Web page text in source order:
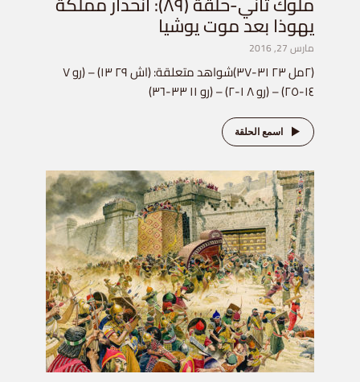
يهوذا بعد موت يوشيا
مارس 27, 2016
(٢مل ٢٣ ٣١-٣٧)شواهد متعلقة: (اش ٢٩ ١٣) – (رو ٧
١٤-٢٥) – (رو ٨ ١-٢) – (رو ١١ ٣٣-٣٦)
اسمع الحلقة